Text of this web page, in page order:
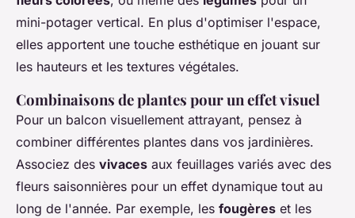
mini-potager vertical. En plus d'optimiser l'espace,
elles apportent une touche esthétique en jouant sur
les hauteurs et les textures végétales.
Combinaisons de plantes pour un effet visuel
Pour un balcon visuellement attrayant, pensez à
combiner différentes plantes dans vos jardinières.
Associez des vivaces aux feuillages variés avec des
fleurs saisonnières pour un effet dynamique tout au
long de l'année. Par exemple, les fougères et les